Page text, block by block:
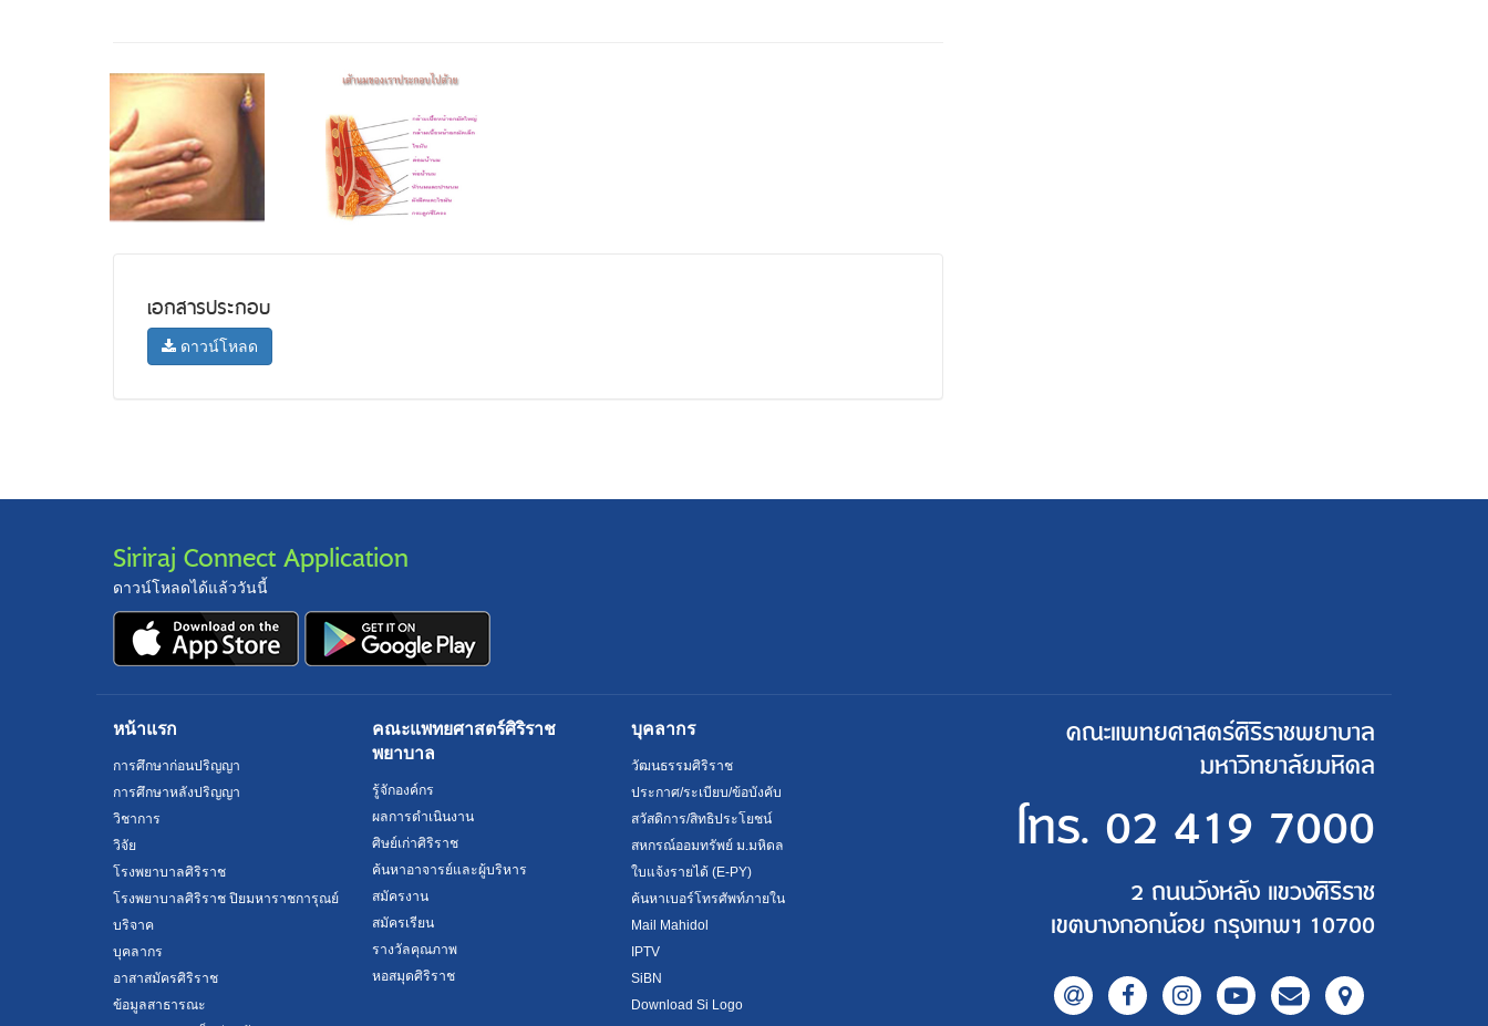
เอกสารประกอบ
ดาวน์โหลด
Siriraj Connect Application
ดาวน์โหลดได้แล้ววันนี้
หน้าแรก
การศึกษาก่อนปริญญา
การศึกษาหลังปริญญา
วิชาการ
วิจัย
โรงพยาบาลศิริราช
โรงพยาบาลศิริราช ปิยมหาราชการุณย์
บริจาค
บุคลากร
อาสาสมัครศิริราช
ข้อมูลสาธารณะ
คณะแพทยศาสตร์ศิริราช
พยาบาล
รู้จักองค์กร
ผลการดำเนินงาน
ศิษย์เก่าศิริราช
ค้นหาอาจารย์และผู้บริหาร
สมัครงาน
สมัครเรียน
รางวัลคุณภาพ
หอสมุดศิริราช
บุคลากร
วัฒนธรรมศิริราช
ประกาศ/ระเบียบ/ข้อบังคับ
สวัสดิการ/สิทธิประโยชน์
สหกรณ์ออมทรัพย์ ม.มหิดล
ใบแจ้งรายได้ (E-PY)
ค้นหาเบอร์โทรศัพท์ภายใน
Mail Mahidol
IPTV
SiBN
Download Si Logo
คณะแพทยศาสตร์ศิริราชพยาบาล
มหาวิทยาลัยมหิดล
โทร. 02 419 7000
2 ถนนวังหลัง แขวงศิริราช
เขตบางกอกน้อย กรุงเทพฯ 10700